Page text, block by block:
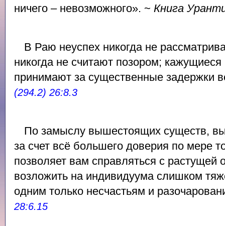
ничего – невозможного». ~ Книга
В Раю неуспех никогда не
никогда не считают позором;
принимают за существенные задержки
(294.2) 26:8.3
По замыслу вышестоящих существ,
за счет всё большего доверия по мере
позволяет вам справляться с растущей
возложить на индивидуума слишком
одним только несчастьям и
28:6.15